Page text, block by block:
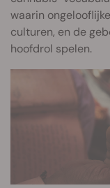
waarin
culturen, en de
hoofdrol spelen.